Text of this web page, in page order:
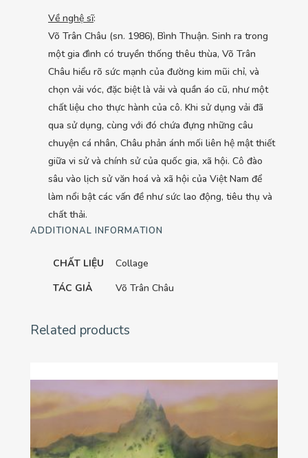
Về nghệ sĩ:
Võ Trân Châu (sn. 1986), Bình Thuận. Sinh ra trong
một gia đình có truyền thống thêu thùa, Võ Trân
Châu hiểu rõ sức mạnh của đường kim mũi chỉ, và
chọn vải vóc, đặc biệt là vải và quần áo cũ, như một
chất liệu cho thực hành của cô. Khi sử dụng vải đã
qua sử dụng, cùng với đó chứa đựng những câu
chuyện cá nhân, Châu phản ánh mối liên hệ mật thiết
giữa vi sử và chính sử của quốc gia, xã hội. Cô đào
sâu vào lịch sử văn hoá và xã hội của Việt Nam để
làm nổi bật các vấn đề như sức lao động, tiêu thụ và
chất thải.
ADDITIONAL INFORMATION
CHẤT LIỆU
Collage
TÁC GIẢ
Võ Trân Châu
Related products